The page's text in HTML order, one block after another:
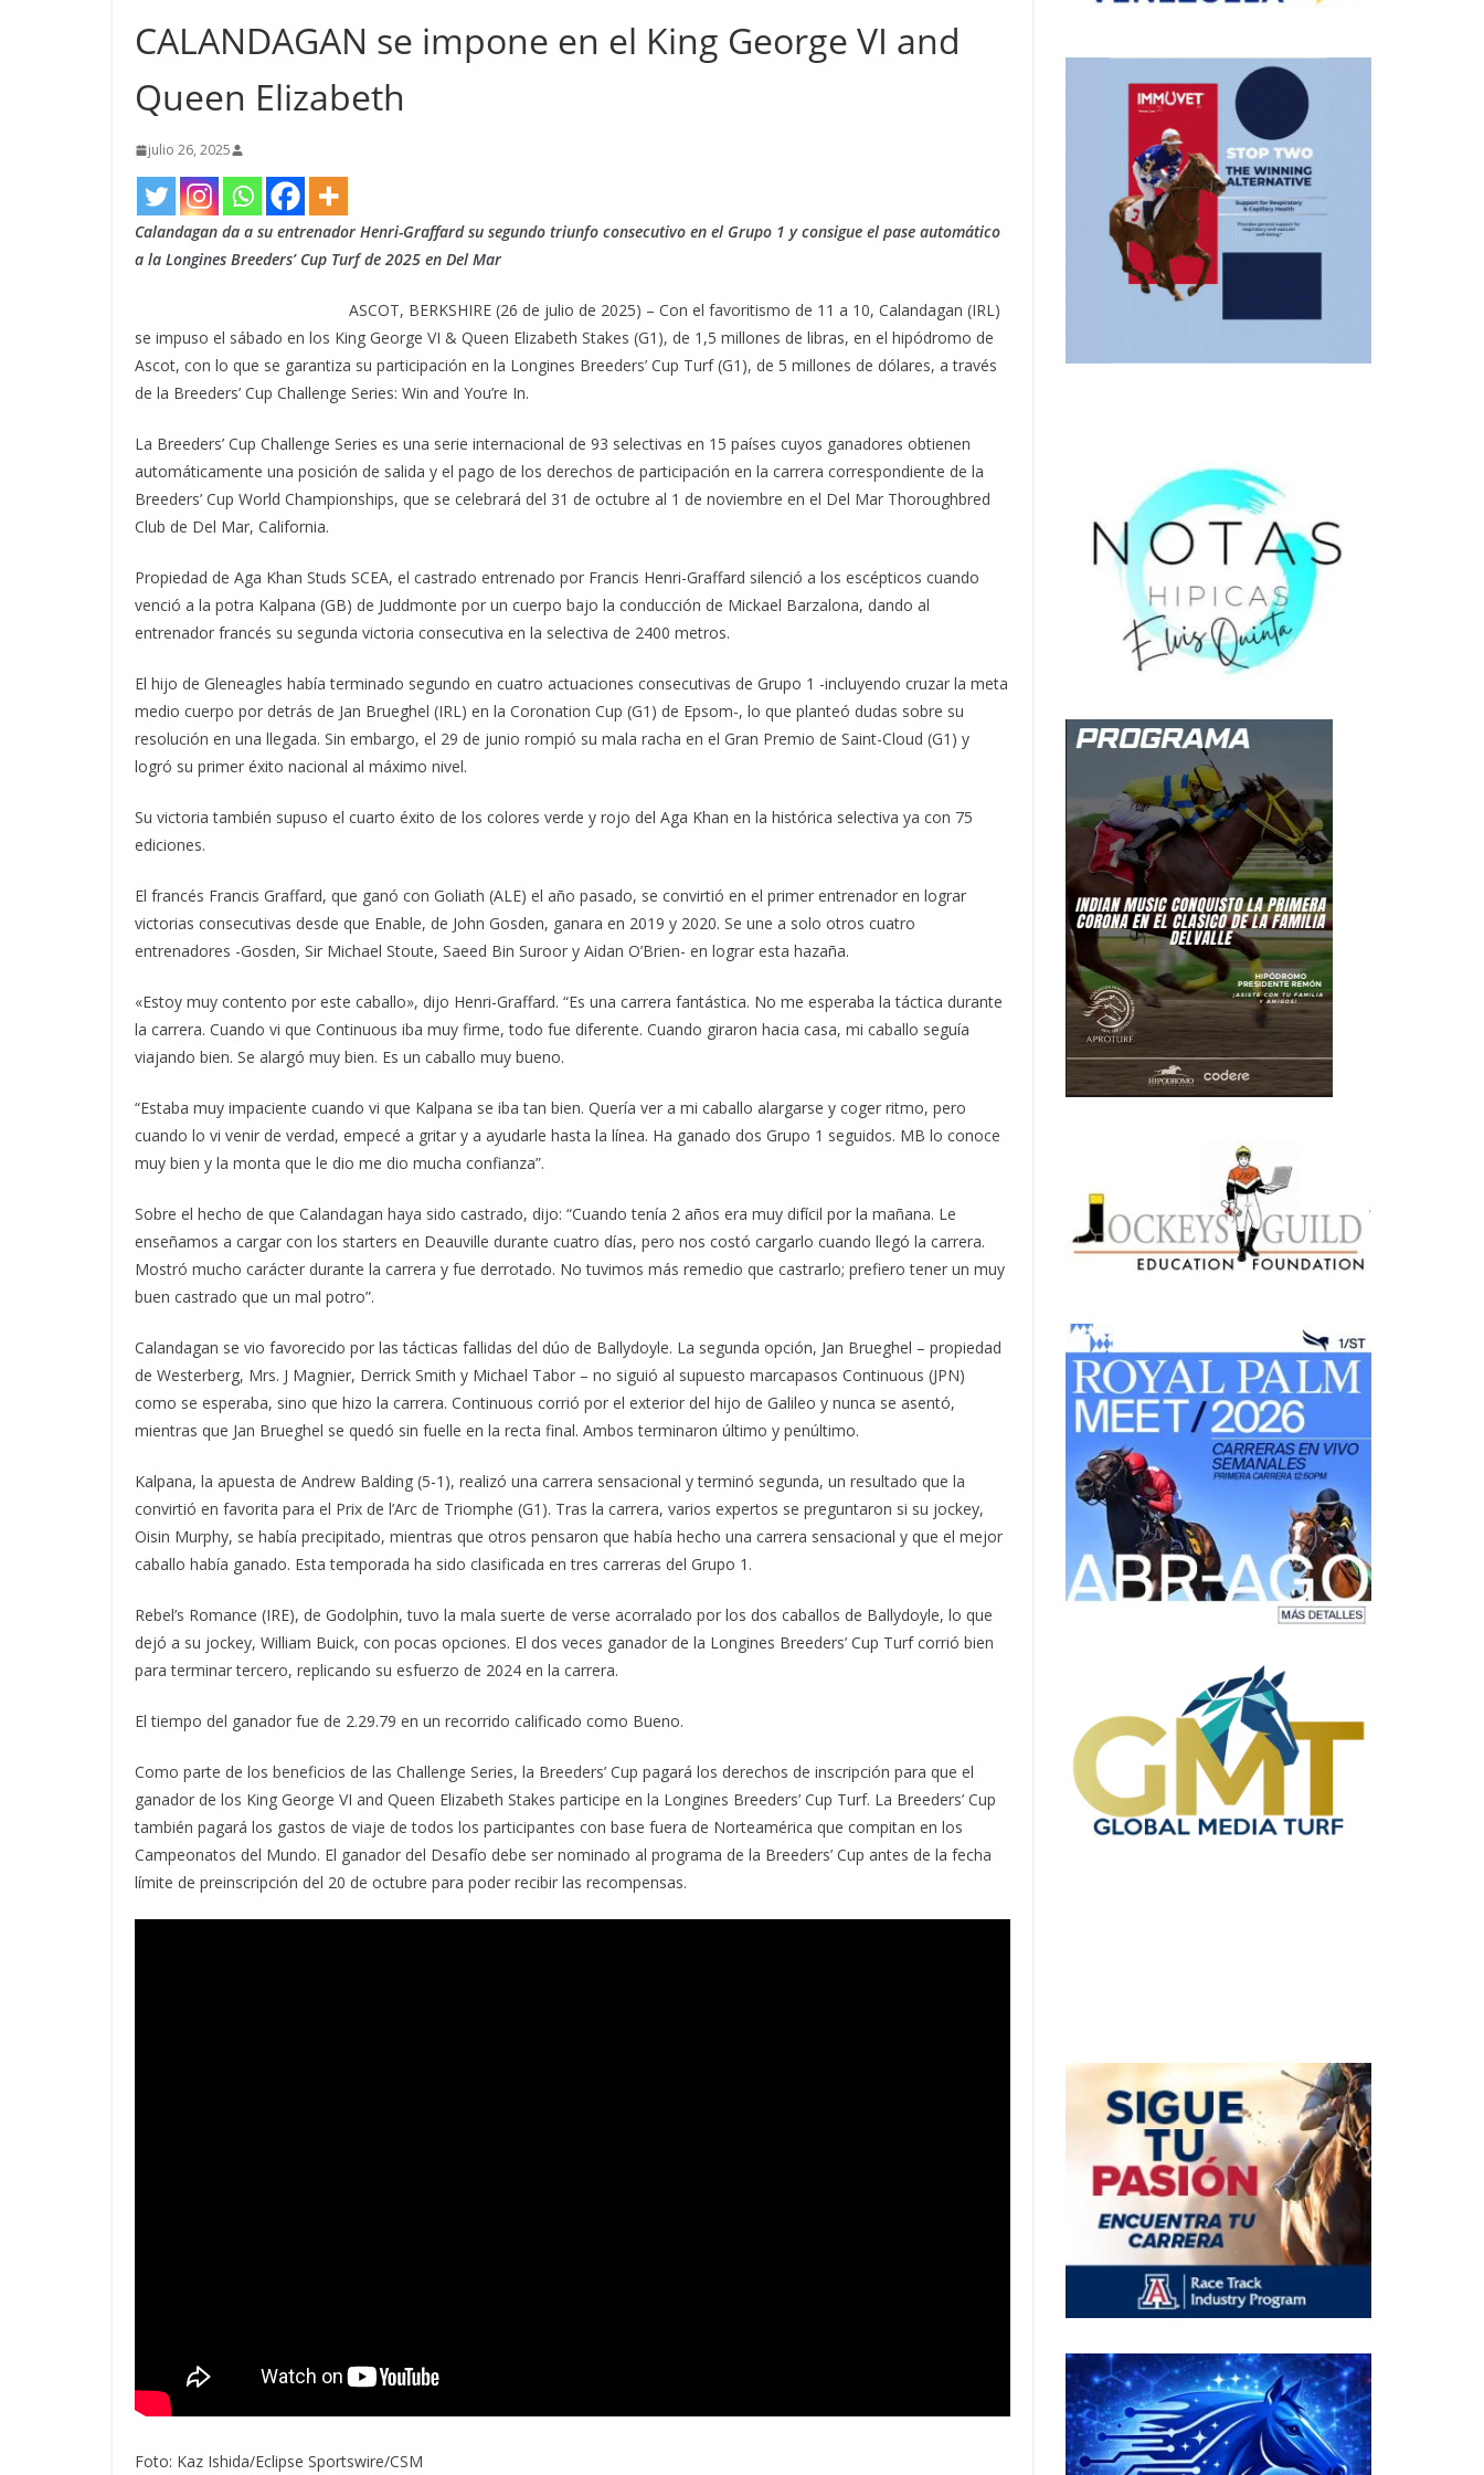
CALANDAGAN se impone en el King George VI and
Queen Elizabeth
julio 26, 2025
Calandagan da a su entrenador Henri-Graffard su segundo triunfo consecutivo en el Grupo 1 y consigue el pase automático
a la Longines Breeders’ Cup Turf de 2025 en Del Mar
ASCOT, BERKSHIRE (26 de julio de 2025) – Con el favoritismo de 11 a 10, Calandagan (IRL)
se impuso el sábado en los King George VI & Queen Elizabeth Stakes (G1), de 1,5 millones de libras, en el hipódromo de
Ascot, con lo que se garantiza su participación en la Longines Breeders’ Cup Turf (G1), de 5 millones de dólares, a través
de la Breeders’ Cup Challenge Series: Win and You’re In.
La Breeders’ Cup Challenge Series es una serie internacional de 93 selectivas en 15 países cuyos ganadores obtienen
automáticamente una posición de salida y el pago de los derechos de participación en la carrera correspondiente de la
Breeders’ Cup World Championships, que se celebrará del 31 de octubre al 1 de noviembre en el Del Mar Thoroughbred
Club de Del Mar, California.
Propiedad de Aga Khan Studs SCEA, el castrado entrenado por Francis Henri-Graffard silenció a los escépticos cuando
venció a la potra Kalpana (GB) de Juddmonte por un cuerpo bajo la conducción de Mickael Barzalona, dando al
entrenador francés su segunda victoria consecutiva en la selectiva de 2400 metros.
El hijo de Gleneagles había terminado segundo en cuatro actuaciones consecutivas de Grupo 1 -incluyendo cruzar la meta
medio cuerpo por detrás de Jan Brueghel (IRL) en la Coronation Cup (G1) de Epsom-, lo que planteó dudas sobre su
resolución en una llegada. Sin embargo, el 29 de junio rompió su mala racha en el Gran Premio de Saint-Cloud (G1) y
logró su primer éxito nacional al máximo nivel.
Su victoria también supuso el cuarto éxito de los colores verde y rojo del Aga Khan en la histórica selectiva ya con 75
ediciones.
El francés Francis Graffard, que ganó con Goliath (ALE) el año pasado, se convirtió en el primer entrenador en lograr
victorias consecutivas desde que Enable, de John Gosden, ganara en 2019 y 2020. Se une a solo otros cuatro
entrenadores -Gosden, Sir Michael Stoute, Saeed Bin Suroor y Aidan O’Brien- en lograr esta hazaña.
«Estoy muy contento por este caballo», dijo Henri-Graffard. “Es una carrera fantástica. No me esperaba la táctica durante
la carrera. Cuando vi que Continuous iba muy firme, todo fue diferente. Cuando giraron hacia casa, mi caballo seguía
viajando bien. Se alargó muy bien. Es un caballo muy bueno.
“Estaba muy impaciente cuando vi que Kalpana se iba tan bien. Quería ver a mi caballo alargarse y coger ritmo, pero
cuando lo vi venir de verdad, empecé a gritar y a ayudarle hasta la línea. Ha ganado dos Grupo 1 seguidos. MB lo conoce
muy bien y la monta que le dio me dio mucha confianza”.
Sobre el hecho de que Calandagan haya sido castrado, dijo: “Cuando tenía 2 años era muy difícil por la mañana. Le
enseñamos a cargar con los starters en Deauville durante cuatro días, pero nos costó cargarlo cuando llegó la carrera.
Mostró mucho carácter durante la carrera y fue derrotado. No tuvimos más remedio que castrarlo; prefiero tener un muy
buen castrado que un mal potro”.
Calandagan se vio favorecido por las tácticas fallidas del dúo de Ballydoyle. La segunda opción, Jan Brueghel – propiedad
de Westerberg, Mrs. J Magnier, Derrick Smith y Michael Tabor – no siguió al supuesto marcapasos Continuous (JPN)
como se esperaba, sino que hizo la carrera. Continuous corrió por el exterior del hijo de Galileo y nunca se asentó,
mientras que Jan Brueghel se quedó sin fuelle en la recta final. Ambos terminaron último y penúltimo.
Kalpana, la apuesta de Andrew Balding (5-1), realizó una carrera sensacional y terminó segunda, un resultado que la
convirtió en favorita para el Prix de l’Arc de Triomphe (G1). Tras la carrera, varios expertos se preguntaron si su jockey,
Oisin Murphy, se había precipitado, mientras que otros pensaron que había hecho una carrera sensacional y que el mejor
caballo había ganado. Esta temporada ha sido clasificada en tres carreras del Grupo 1.
Rebel’s Romance (IRE), de Godolphin, tuvo la mala suerte de verse acorralado por los dos caballos de Ballydoyle, lo que
dejó a su jockey, William Buick, con pocas opciones. El dos veces ganador de la Longines Breeders’ Cup Turf corrió bien
para terminar tercero, replicando su esfuerzo de 2024 en la carrera.
El tiempo del ganador fue de 2.29.79 en un recorrido calificado como Bueno.
Como parte de los beneficios de las Challenge Series, la Breeders’ Cup pagará los derechos de inscripción para que el
ganador de los King George VI and Queen Elizabeth Stakes participe en la Longines Breeders’ Cup Turf. La Breeders’ Cup
también pagará los gastos de viaje de todos los participantes con base fuera de Norteamérica que compitan en los
Campeonatos del Mundo. El ganador del Desafío debe ser nominado al programa de la Breeders’ Cup antes de la fecha
límite de preinscripción del 20 de octubre para poder recibir las recompensas.
Foto: Kaz Ishida/Eclipse Sportswire/CSM